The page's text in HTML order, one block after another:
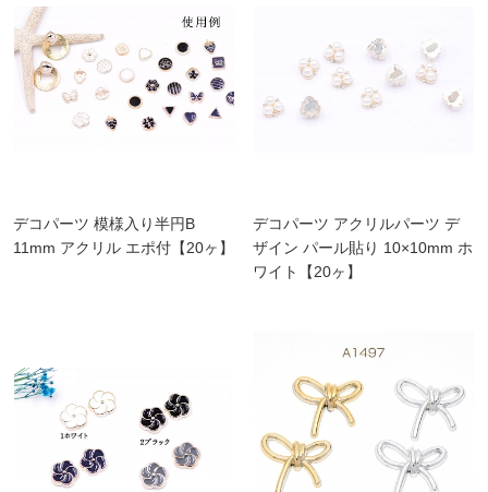
デコパーツ 模様入り半円B
11mm アクリル エポ付【20ヶ】
デコパーツ アクリルパーツ デ
ザイン パール貼り 10×10mm ホ
ワイト【20ヶ】